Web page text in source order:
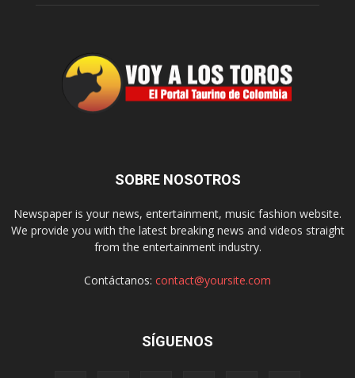
SOBRE NOSOTROS
Newspaper is your news, entertainment, music fashion website.
We provide you with the latest breaking news and videos straight
from the entertainment industry.
Contáctanos: contact@yoursite.com
SÍGUENOS